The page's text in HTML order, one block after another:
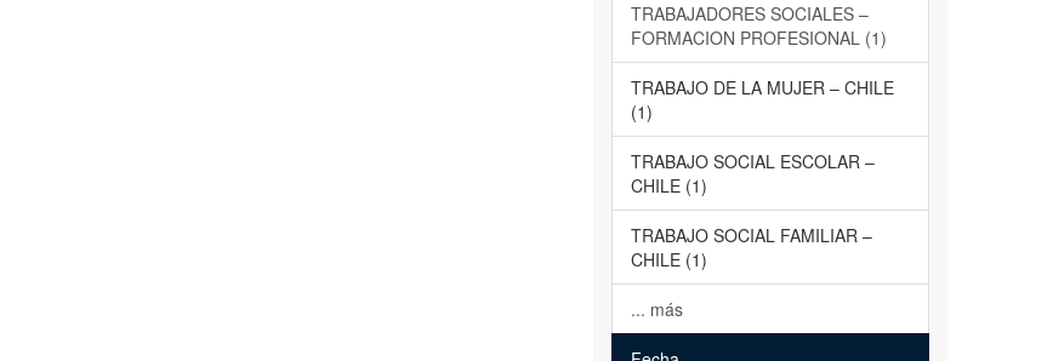
TRABAJADORES SOCIALES –
FORMACION PROFESIONAL (1)
TRABAJO DE LA MUJER – CHILE
(1)
TRABAJO SOCIAL ESCOLAR –
CHILE (1)
TRABAJO SOCIAL FAMILIAR –
CHILE (1)
... más